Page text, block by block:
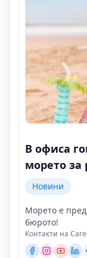
В офиса
морето за
Новини
Морето е
бюрото!
Контакти на